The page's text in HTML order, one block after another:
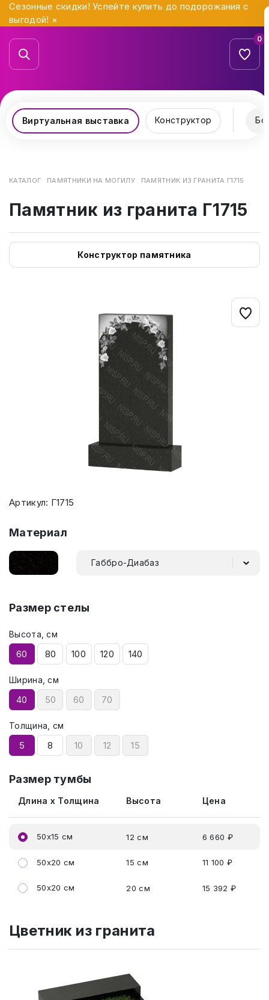
Сезонные скидки! Успейте купить до подорожания с
выгодой! ×
0
Виртуальная выставка Конструктор
КАТАЛОГ ПАМЯТНИКИ НА МОГИЛУ ПАМЯТНИК ИЗ ГРАНИТА Г1715
Памятник из гранита Г1715
Конструктор памятника
Артикул: Г1715
Материал
Габбро-Диабаз
Размер стелы
Высота, см
60 80 100 120 140
Ширина, см
40 50 60 70
Толщина, см
5 8 10 12 15
Размер тумбы
Длина x Толщина Высота Цена
50x15 см 12 см 6 660 ₽
50x20 см 15 см 11 100 ₽
50x20 см 20 см 15 392 ₽
Цветник из гранита